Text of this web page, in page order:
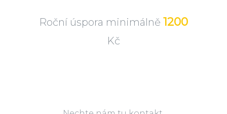
Roční úspora minimálně 1200
Kč